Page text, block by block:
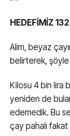
HEDEFİMİZ
Alim, beyaz
belirterek,
Kilosu 4 bin lira
yeniden de
edemedik. Bu
çay pahalı